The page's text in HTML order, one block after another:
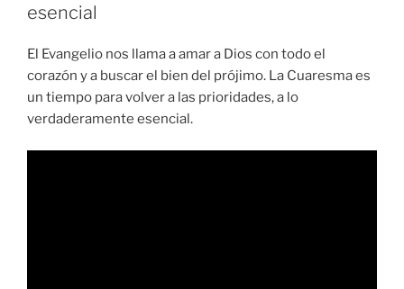
esencial
El Evangelio nos llama a amar a Dios con todo el
corazón y a buscar el bien del prójimo. La Cuaresma es
un tiempo para volver a las prioridades, a lo
verdaderamente esencial.